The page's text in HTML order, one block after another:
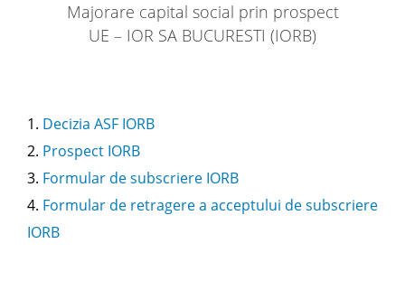
Majorare capital social prin prospect
UE – IOR SA BUCURESTI (IORB)
1. Decizia ASF IORB
2. Prospect IORB
3. Formular de subscriere IORB
4. Formular de retragere a acceptului de subscriere
IORB